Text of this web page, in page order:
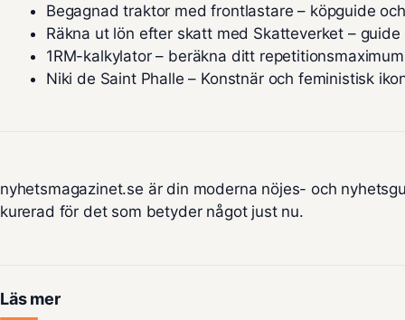
Begagnad traktor med frontlastare – köpguide
Räkna ut lön efter skatt med Skatteverket –
1RM-kalkylator – beräkna ditt
Niki de Saint Phalle – Konstnär och feministisk
nyhetsmagazinet.se är din moderna nöjes- och
kurerad för det som betyder något just nu.
Läs mer